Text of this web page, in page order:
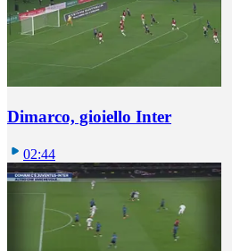
Dimarco, gioiello Inter
02:44